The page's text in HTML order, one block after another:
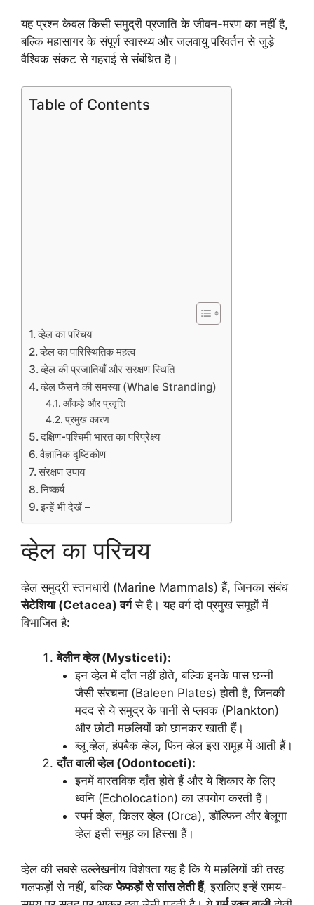
यह प्रश्न केवल किसी समुद्री प्रजाति के जीवन-मरण का नहीं है,
बल्कि महासागर के संपूर्ण स्वास्थ्य और जलवायु परिवर्तन से जुड़े
वैश्विक संकट से गहराई से संबंधित है।
Table of Contents
व्हेल का परिचय
व्हेल का पारिस्थितिक महत्व
व्हेल की प्रजातियाँ और संरक्षण स्थिति
व्हेल फँसने की समस्या (Whale Stranding)
आँकड़े और प्रवृत्ति
प्रमुख कारण
दक्षिण-पश्चिमी भारत का परिप्रेक्ष्य
वैज्ञानिक दृष्टिकोण
संरक्षण उपाय
निष्कर्ष
इन्हें भी देखें –
व्हेल का परिचय
व्हेल समुद्री स्तनधारी (Marine Mammals) हैं, जिनका संबंध
सेटेशिया (Cetacea) वर्गसे है। यह वर्ग दो प्रमुख समूहों में
विभाजित है:
बेलीन व्हेल (Mysticeti):
इन व्हेल में दाँत नहीं होते, बल्कि इनके पास छन्नी
जैसी संरचना (Baleen Plates) होती है, जिनकी
मदद से ये समुद्र के पानी से प्लवक (Plankton)
और छोटी मछलियों को छानकर खाती हैं।
ब्लू व्हेल, हंपबैक व्हेल, फिन व्हेल इस समूह में आती हैं।
दाँत वाली व्हेल (Odontoceti):
इनमें वास्तविक दाँत होते हैं और ये शिकार के लिए
ध्वनि (Echolocation) का उपयोग करती हैं।
स्पर्म व्हेल, किलर व्हेल (Orca), डॉल्फिन और बेलूगा
व्हेल इसी समूह का हिस्सा हैं।
व्हेल की सबसे उल्लेखनीय विशेषता यह है कि ये मछलियों की तरह
गलफड़ों से नहीं, बल्किफेफड़ों से सांस लेती हैं, इसलिए इन्हें समय-